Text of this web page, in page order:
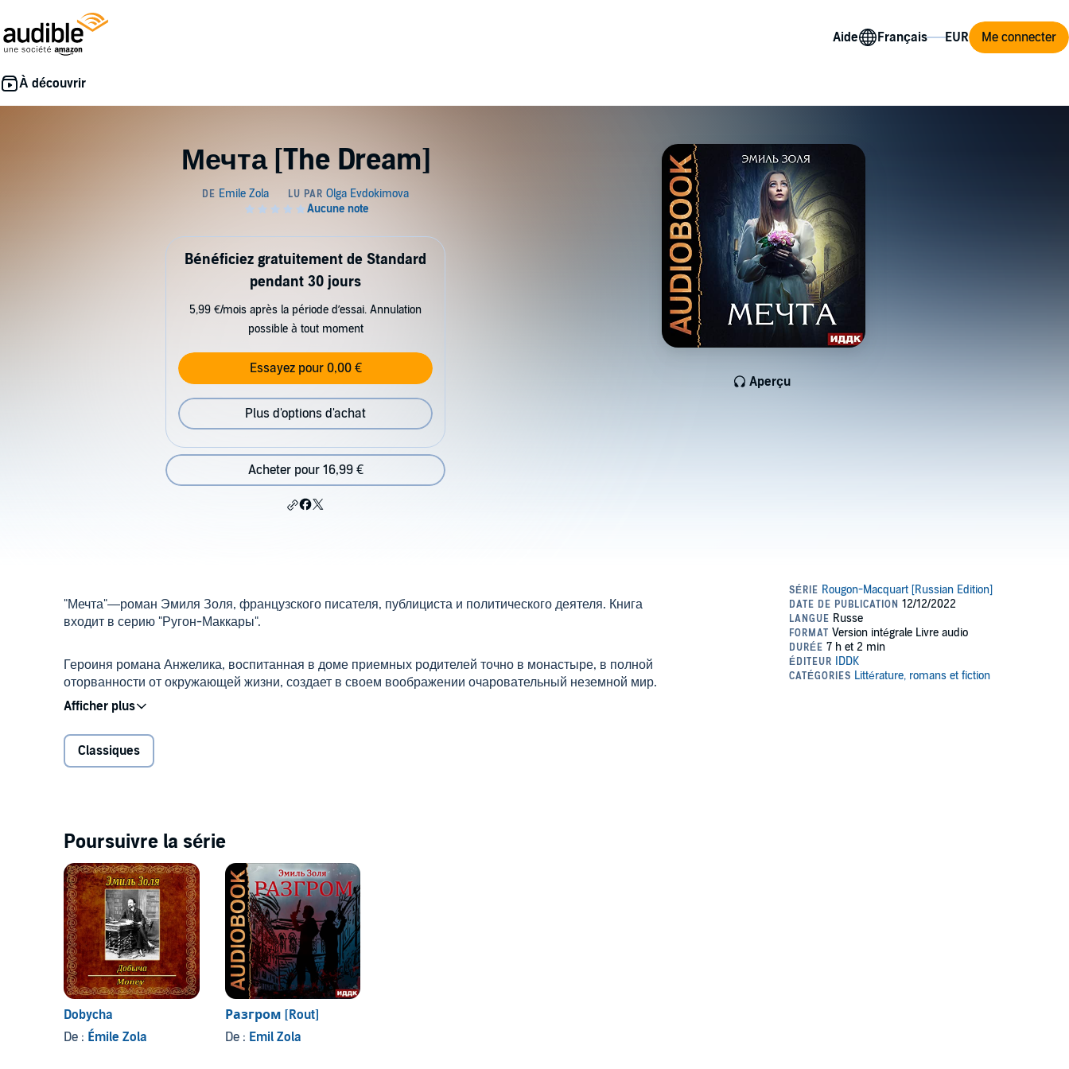
Aide Me connecter
Мечта [The Dream]
Aperçu
Bénéficiez gratuitement de Standard
pendant 30 jours
5,99 €/mois après la période d’essai. Annulation
possible à tout moment
Essayez pour 0,00 €
Plus d'options d'achat
Acheter pour 16,99 €
"Мечта"—роман Эмиля Золя, французского писателя, публициста и политического деятеля. Книга
входит в серию "Ругон-Маккары".
Героиня романа Анжелика, воспитанная в доме приемных родителей точно в монастыре, в полной
оторванности от окружающей жизни, создает в своем воображении очаровательный неземной мир.
Однажды мир её фантазий превратился в реальность...
Аудиокнига. Зарубежная классика.
Переводчик: Ромм Александр Ильич
© ИДДК
Please note: This audiobook is in Russian.
©2022 IDDK (P)2022 IDDK
Classiques
Poursuivre la série
Dobycha
De : Émile Zola
Разгром [Rout]
De : Emil Zola